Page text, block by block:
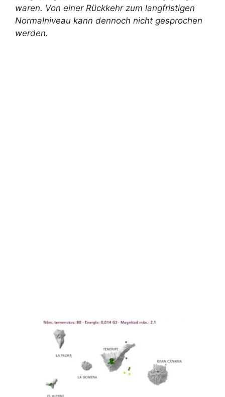
waren. Von einer Rückkehr zum langfristigen
Normalniveau kann dennoch nicht gesprochen
werden.